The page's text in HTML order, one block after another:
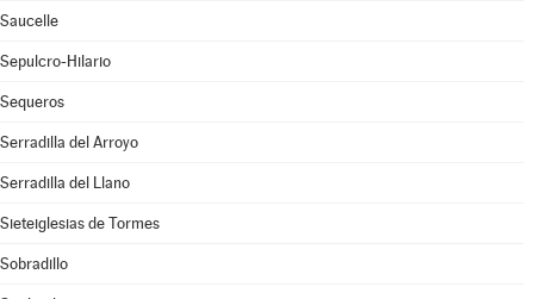
Saucelle
Sepulcro-Hilario
Sequeros
Serradilla del Arroyo
Serradilla del Llano
Sieteiglesias de Tormes
Sobradillo